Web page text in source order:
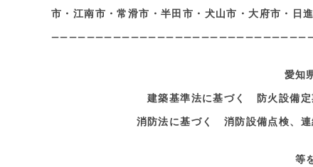
市・江南市・常滑市・半田市・犬山市・大府市・日
愛知
建築基準法に基づく 防火設備定
消防法に基づく 消防設備点検、
等